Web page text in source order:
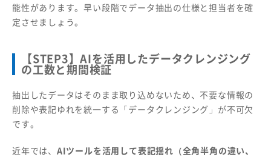
能性があります。早い段階でデータ抽出の仕様と担当者を確
定させましょう。
【STEP3】AIを活用したデータクレンジング
の工数と期間検証
抽出したデータはそのまま取り込めないため、不要な情報の
削除や表記ゆれを統一する「データクレンジング」が不可欠
です。
近年では、 AIツールを活用して表記揺れ（全角半角の違い、